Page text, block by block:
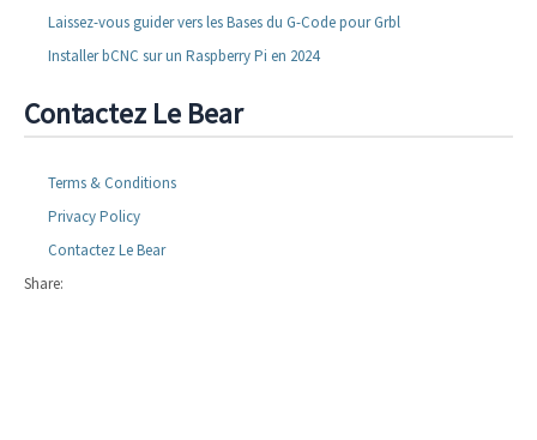
Laissez-vous guider vers les Bases du G-Code pour Grbl
Installer bCNC sur un Raspberry Pi en 2024
Contactez Le Bear
Terms & Conditions
Privacy Policy
Contactez Le Bear
Share: